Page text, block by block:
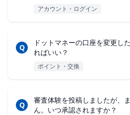
アカウント・ログイン
Q
ドットマネーの口座を変更し
ればいい？
ポイント・交換
Q
審査体験を投稿しましたが、
ん。いつ承認されますか？